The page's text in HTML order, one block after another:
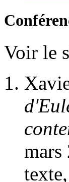
Voir le
mars